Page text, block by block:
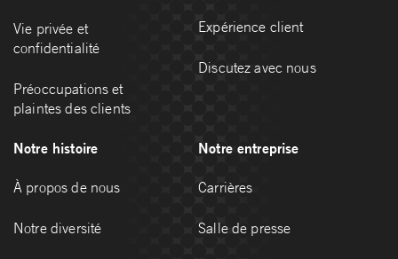
Vie privée et
confidentialité
Préoccupations et
plaintes des clients
Expérience client
Discutez avec nous
Notre histoire
À propos de nous
Notre diversité
Notre entreprise
Carrières
Salle de presse